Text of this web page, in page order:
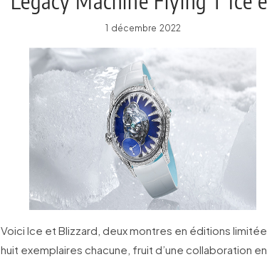
Blizzard
1 décembre 2022
Voici Ice et Blizzard, deux montres en éditions
huit exemplaires chacune, fruit d’une collaboration